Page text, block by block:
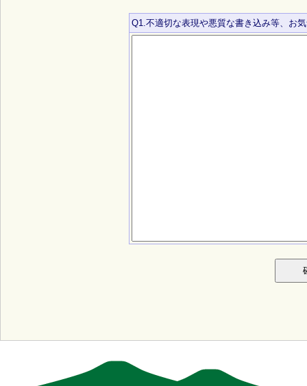
Q1.不適切な表現や悪質な書き込み等、お